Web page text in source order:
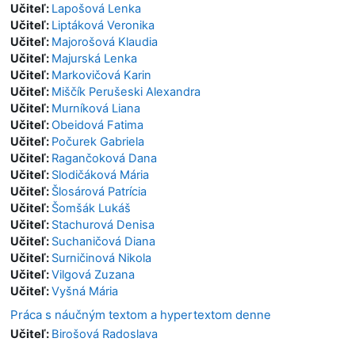
Učiteľ: Lapošová Lenka
Učiteľ: Liptáková Veronika
Učiteľ: Majorošová Klaudia
Učiteľ: Majurská Lenka
Učiteľ: Markovičová Karin
Učiteľ: Miščík Perušeski Alexandra
Učiteľ: Murníková Liana
Učiteľ:Obeidová Fatima
Učiteľ: Počurek Gabriela
Učiteľ: Ragančoková Dana
Učiteľ: Slodičáková Mária
Učiteľ: Šlosárová Patrícia
Učiteľ: Šomšák Lukáš
Učiteľ: Stachurová Denisa
Učiteľ: Suchaničová Diana
Učiteľ: Surničinová Nikola
Učiteľ:Vilgová Zuzana
Učiteľ:Vyšná Mária
Práca s náučným textom a hypertextom denne
Učiteľ: Birošová Radoslava